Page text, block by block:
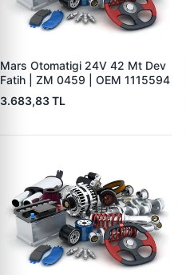
Mars Otomatigi 24V 42 Mt Dev
Fatih | ZM 0459 | OEM 1115594
3.683,83 TL